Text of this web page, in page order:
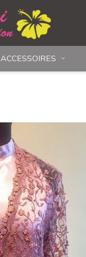
ACCESSOIRES